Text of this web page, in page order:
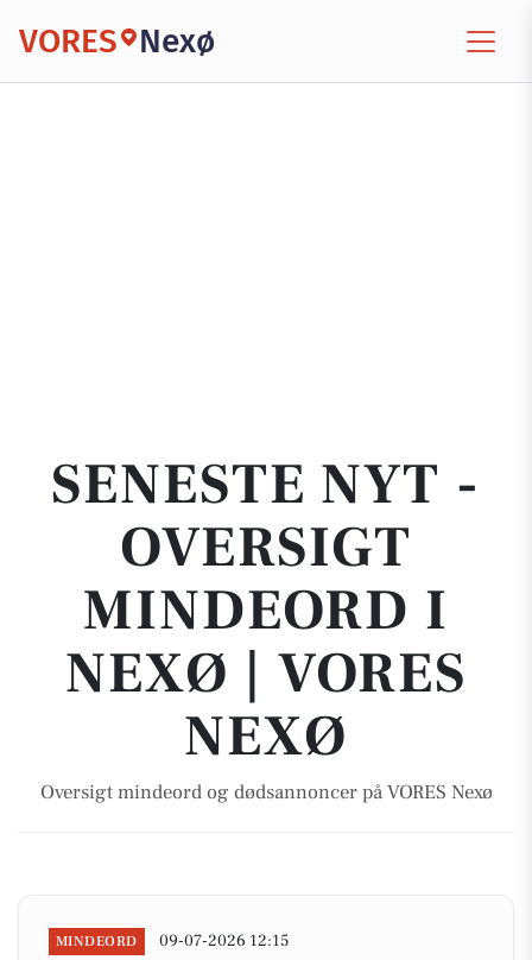
VORES Nexø
SENESTE NYT -
OVERSIGT
MINDEORD I
NEXØ | VORES
NEXØ
Oversigt mindeord og dødsannoncer på VORES Nexø
MINDEORD 09-07-2026 12:15